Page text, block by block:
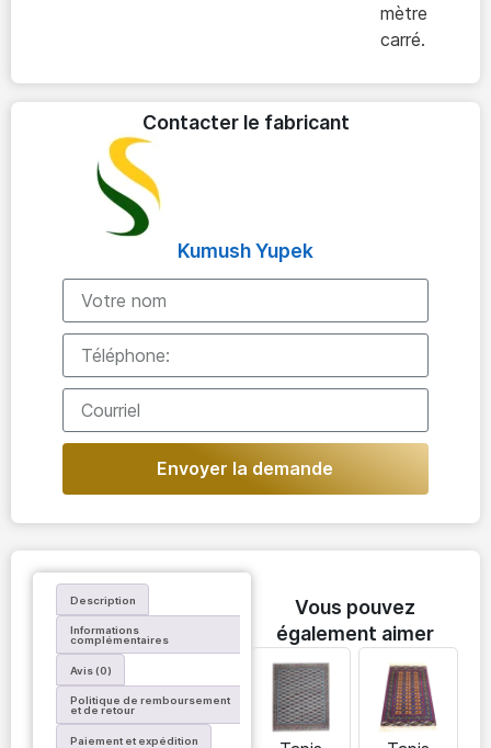
mètre
carré.
Contacter le fabricant
Kumush Yupek
Envoyer la demande
Description
Informations
complémentaires
Avis (0)
Politique de remboursement
et de retour
Paiement et expédition
Vous pouvez
également aimer